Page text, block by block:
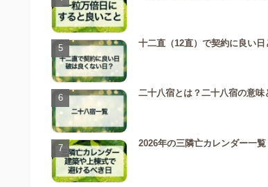
十二直（12直）で契約に良い
二十八宿とは？二十八宿の意味
2026年の三隣亡カレンダー一